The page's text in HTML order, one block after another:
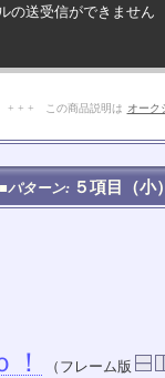
の送受信ができません
+ + + この商品説明は オーク
■パターン: ５項目（
（フレーム版